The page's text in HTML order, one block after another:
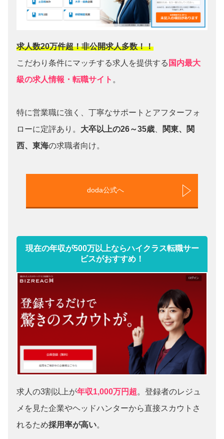
求人数20万件超！非公開求人多数！！
こだわり条件にマッチする求人を提供する 国内最大
級の求人情報・転職サイト 。
特に営業職に強く、丁寧なサポートとアフターフォ
ローに定評あり。 大卒以上の26～35歳、
関東、関
西、東海の求職者向け。
doda公式へ
現在の年収が500万以上ならハイクラス転職サー
ビスがおすすめ！
求人の3割以上が年収1,000万円超。登録者のレジュ
メを見た企業やヘッドハンターから直接スカウトさ
れるため採用率が高い。